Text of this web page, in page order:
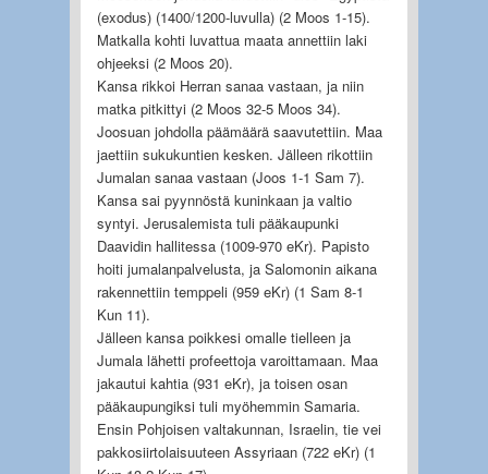
(exodus) (1400/1200-luvulla) (2 Moos 1-15).
Matkalla kohti luvattua maata annettiin laki
ohjeeksi (2 Moos 20).
Kansa rikkoi Herran sanaa vastaan, ja niin
matka pitkittyi (2 Moos 32-5 Moos 34).
Joosuan johdolla päämäärä saavutettiin. Maa
jaettiin sukukuntien kesken. Jälleen rikottiin
Jumalan sanaa vastaan (Joos 1-1 Sam 7).
Kansa sai pyynnöstä kuninkaan ja valtio
syntyi. Jerusalemista tuli pääkaupunki
Daavidin hallitessa (1009-970 eKr). Papisto
hoiti jumalanpalvelusta, ja Salomonin aikana
rakennettiin temppeli (959 eKr) (1 Sam 8-1
Kun 11).
Jälleen kansa poikkesi omalle tielleen ja
Jumala lähetti profeettoja varoittamaan. Maa
jakautui kahtia (931 eKr), ja toisen osan
pääkaupungiksi tuli myöhemmin Samaria.
Ensin Pohjoisen valtakunnan, Israelin, tie vei
pakkosiirtolaisuuteen Assyriaan (722 eKr) (1